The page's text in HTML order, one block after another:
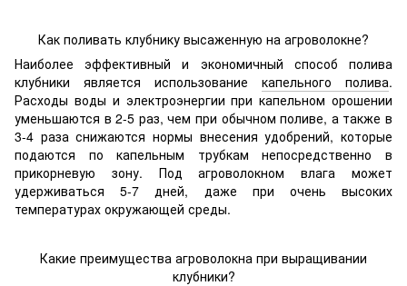
Как поливать клубнику высаженную на агроволокне?
Наиболее эффективный и экономичный способ полива
клубники является использование капельного полива.
Расходы воды и электроэнергии при капельном орошении
уменьшаются в 2-5 раз, чем при обычном поливе, а также в
3-4 раза снижаются нормы внесения удобрений, которые
подаются по капельным трубкам непосредственно в
прикорневую зону. Под агроволокном влага может
удерживаться 5-7 дней, даже при очень высоких
температурах окружающей среды.
Какие преимущества агроволокна при выращивании
клубники?